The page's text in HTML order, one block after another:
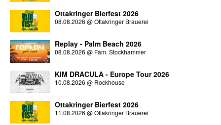
Ottakringer Bierfest 2026
08.08.2026 @Ottakringer Brauerei
Replay - Palm Beach 2026
08.08.2026 @ Fam. Stockhammer
KIM DRACULA - Europe Tour 2026
10.08.2026 @ Rockhouse
Ottakringer Bierfest 2026
11.08.2026 @Ottakringer Brauerei